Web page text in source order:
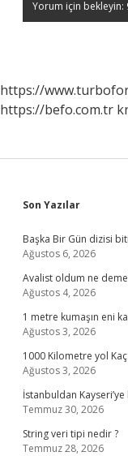
https://
https://befo.com.tr
Sidebar
Son Yazılar
Başka Bir Gün dizisi
Ağustos 6, 2026
Avalist oldum ne
Ağustos 4, 2026
1 metre kumaşın eni
Ağustos 3, 2026
1000 Kilometre yol Kaç
Ağustos 3, 2026
İstanbuldan Kayseri’ye
Temmuz 30, 2026
String veri tipi nedir ?
Temmuz 28, 2026